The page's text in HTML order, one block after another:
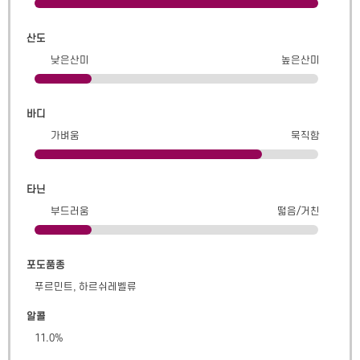
산도
낮은산미
높은산미
바디
가벼움
묵직함
타닌
부드러움
떫음/거친
포도품종
푸르민트, 하르쉬레벨류
알콜
11.0%